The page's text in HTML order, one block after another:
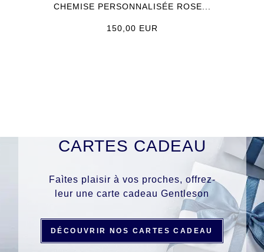
CHEMISE PERSONNALISÉE ROSE...
Prix
150,00 EUR
CARTES CADEAU
Faìtes plaisir à vos proches, offrez-
leur une carte cadeau Gentleson
DÉCOUVRIR NOS CARTES CADEAU